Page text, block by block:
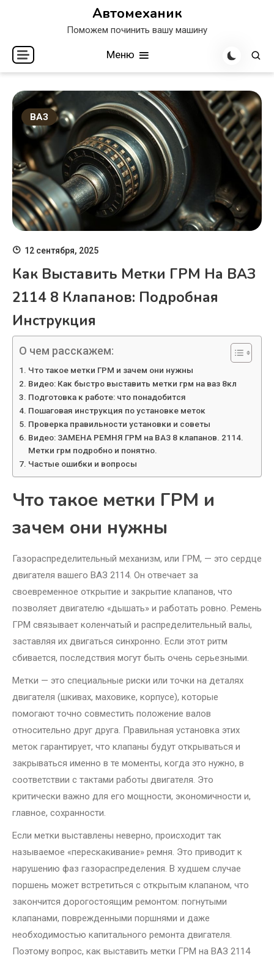
Автомеханик
Поможем починить вашу машину
Меню
ВАЗ
12 сентября, 2025
Как Выставить Метки ГРМ На ВАЗ
2114 8 Клапанов: Подробная
Инструкция
О чем расскажем:
Что такое метки ГРМ и зачем они нужны
Видео: Как быстро выставить метки грм на ваз 8кл
Подготовка к работе: что понадобится
Пошаговая инструкция по установке меток
Проверка правильности установки и советы
Видео: ЗАМЕНА РЕМНЯ ГРМ на ВАЗ 8 клапанов. 2114.
Метки грм подробно и понятно.
Частые ошибки и вопросы
Что такое метки ГРМ и
зачем они нужны
Газораспределительный механизм, или ГРМ, — это сердце
двигателя вашего ВАЗ 2114. Он отвечает за
своевременное открытие и закрытие клапанов, что
позволяет двигателю «дышать» и работать ровно. Ремень
ГРМ связывает коленчатый и распределительный валы,
заставляя их двигаться синхронно. Если этот ритм
сбивается, последствия могут быть очень серьезными.
Метки — это специальные риски или точки на деталях
двигателя (шкивах, маховике, корпусе), которые
помогают точно совместить положение валов
относительно друг друга. Правильная установка этих
меток гарантирует, что клапаны будут открываться и
закрываться именно в те моменты, когда это нужно, в
соответствии с тактами работы двигателя. Это
критически важно для его мощности, экономичности и,
главное, сохранности.
Если метки выставлены неверно, происходит так
называемое «перескакивание» ремня. Это приводит к
нарушению фаз газораспределения. В худшем случае
поршень может встретиться с открытым клапаном, что
закончится дорогостоящим ремонтом: погнутыми
клапанами, поврежденными поршнями и даже
необходимостью капитального ремонта двигателя.
Поэтому вопрос, как выставить метки ГРМ на ВАЗ 2114